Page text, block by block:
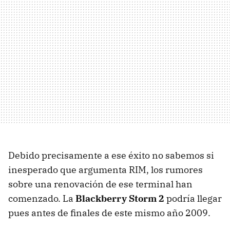
Debido precisamente a ese éxito no sabemos si
inesperado que argumenta RIM, los rumores
sobre una renovación de ese terminal han
comenzado. La Blackberry Storm 2 podría llegar
pues antes de finales de este mismo año 2009.